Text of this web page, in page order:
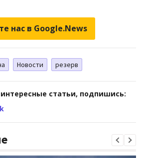
нас в Google.News
Новости резерв
статьи, подпишись: